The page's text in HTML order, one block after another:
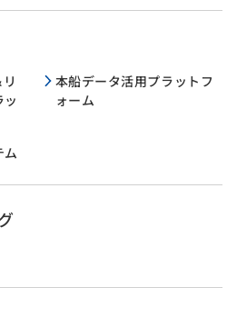
本船データ活用プラットフ
ォーム
ム